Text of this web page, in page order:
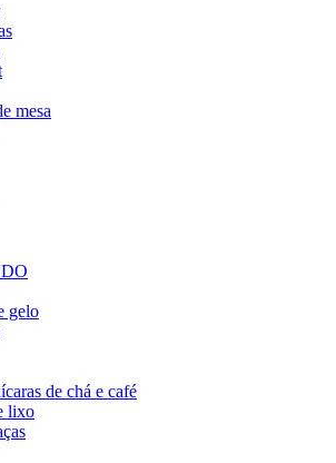
mesa
gelo
de chá e café
lixo